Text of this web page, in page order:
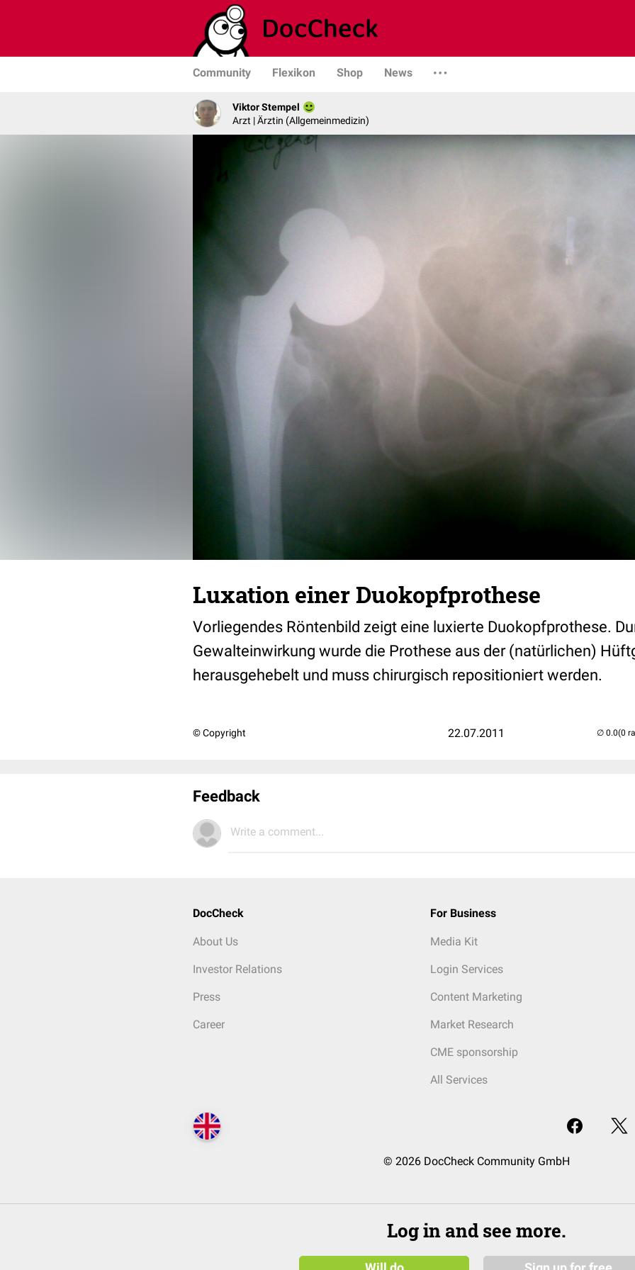
Community Flexikon Shop News
Viktor Stempel
Arzt | Ärztin (Allgemeinmedizin)
Luxation einer Duokopfprothese
Vorliegendes Röntenbild zeigt eine luxierte Duokopfprothese.
Gewalteinwirkung wurde die Prothese aus der (natürlichen)
herausgehebelt und muss chirurgisch repositioniert werden.
© Copyright 22.07.2011 (0
Feedback
Write a comment...
DocCheck
About Us
Investor Relations
Press
Career
For Business
Media Kit
Login Services
Content Marketing
Market Research
CME sponsorship
All Services
© 2026 DocCheck Community GmbH
Log in and see more.